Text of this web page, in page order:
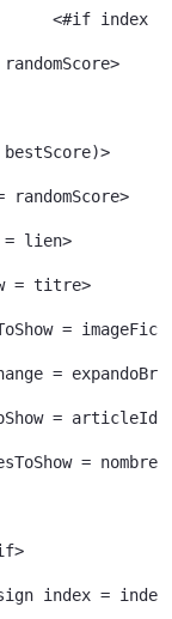
<#if index
randomScore>
= lien>
= titre>
=
=
=
=
index =